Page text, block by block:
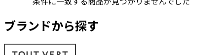
ブランドから探す